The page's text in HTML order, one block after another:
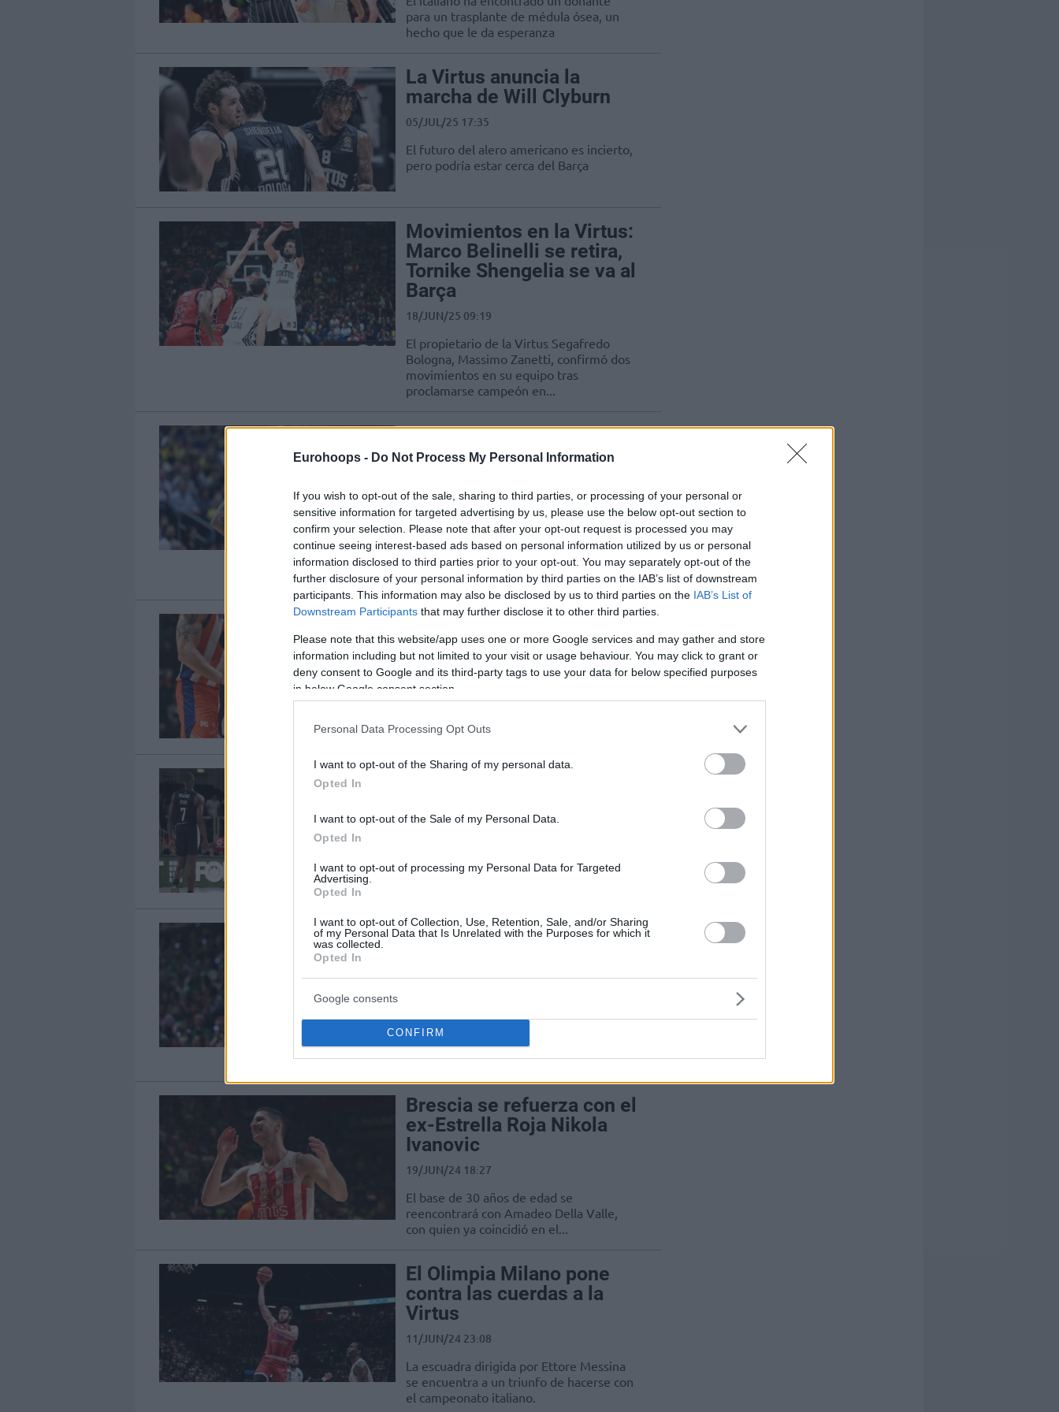
Eurohoops - Do Not Process My Personal Information
If you wish to opt-out of the sale, sharing to third parties, or processing of your personal or
sensitive information for targeted advertising by us, please use the below opt-out section to
confirm your selection. Please note that after your opt-out request is processed you may
continue seeing interest-based ads based on personal information utilized by us or personal
information disclosed to third parties prior to your opt-out. You may separately opt-out of the
further disclosure of your personal information by third parties on the IAB’s list of downstream
participants. This information may also be disclosed by us to third parties on the IAB’s List of
Downstream Participants that may further disclose it to other third parties.
Please note that this website/app uses one or more Google services and may gather and store
information including but not limited to your visit or usage behaviour. You may click to grant or
deny consent to Google and its third-party tags to use your data for below specified purposes
in below Google consent section.
Personal Data Processing Opt Outs
I want to opt-out of the Sharing of my personal data.
Opted In
I want to opt-out of the Sale of my Personal Data.
Opted In
I want to opt-out of processing my Personal Data for Targeted
Advertising.
Opted In
I want to opt-out of Collection, Use, Retention, Sale, and/or Sharing
of my Personal Data that Is Unrelated with the Purposes for which it
was collected.
Opted In
Google consents
CONFIRM
para un trasplante de médula ósea, un
hecho que le da esperanza
La Virtus anuncia la
marcha de Will Clyburn
05/JUL/25 17:35
El futuro del alero americano es incierto,
pero podría estar cerca del Barça
Movimientos en la Virtus:
Marco Belinelli se retira,
Tornike Shengelia se va al
Barça
18/JUN/25 09:19
El propietario de la Virtus Segafredo
Bologna, Massimo Zanetti, confirmó dos
movimientos en su equipo tras
proclamarse campeón en...
Achille Polonara inicia un
tratamiento tras ser
leucemia mieloide
16/JUN/25 15:49
La Virtus Segafredo Bologna ha
anunciado que su jugador vuelve a tener
problemas de salud
La Virtus oficializa el
fichaje de Brandon Taylor
14/MAY/25 18:02
final de temporada
Trento deja a Milán sin
16/FEB/25 19:29
Copa italiana de su historia tras derrotar
Nenad Dimitrijevic
dos temporadas con
22/JUN/24 15:36
El base de 26 años de edad debutará en
la Euroliga la próxima temporada.
Brescia se refuerza con el
ex-Estrella Roja Nikola
Ivanovic
19/JUN/24 18:27
El base de 30 años de edad se
reencontrará con Amadeo Della Valle,
con quien ya coincidió en el...
El Olimpia Milano pone
contra las cuerdas a la
Virtus
11/JUN/24 23:08
La escuadra dirigida por Ettore Messina
se encuentra a un triunfo de hacerse con
el campeonato italiano.